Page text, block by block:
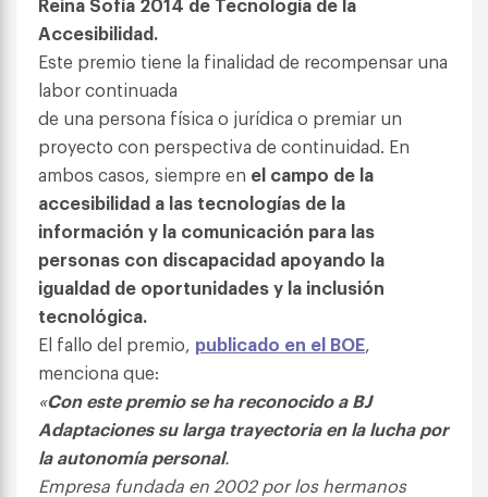
Accesibilidad.
Este premio tiene la finalidad de recompensar una
labor continuada
de una persona física o jurídica o premiar un
proyecto con perspectiva de continuidad. En
ambos casos, siempre en el campo de la
accesibilidad a las tecnologías de la
información y la comunicación para las
personas con discapacidad apoyando la
igualdad de oportunidades y la inclusión
tecnológica.
El fallo del premio, publicado en el BOE,
menciona que:
«Con este premio se ha reconocido a BJ
Adaptaciones su larga trayectoria en la lucha por
la autonomía personal.
Empresa fundada en 2002 por los hermanos